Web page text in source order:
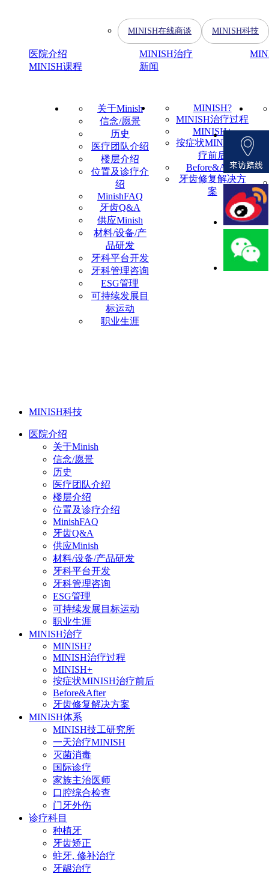
医院介绍 MINISH治疗
MINISH课程
新闻
MINISH在线商谈 MINISH科技
关于Minish
信念/愿景
历史
医疗团队介绍
楼层介绍
位置及诊疗介
绍
MinishFAQ
牙齿Q&A
供应Minish
材料/设备/产
品研发
牙科平台开发
牙科管理咨询
ESG管理
可持续发展目
标运动
职业生涯
MINISH?
MINISH治疗过程
MINISH+
按症状MINISH治
疗前后
Before&After
牙齿修复解决方
案
MINISH科技
医院介绍
关于Minish
信念/愿景
历史
医疗团队介绍
楼层介绍
位置及诊疗介绍
MinishFAQ
牙齿Q&A
供应Minish
材料/设备/产品研发
牙科平台开发
牙科管理咨询
ESG管理
可持续发展目标运动
职业生涯
MINISH治疗
MINISH?
MINISH治疗过程
MINISH+
按症状MINISH治疗前后
Before&After
牙齿修复解决方案
MINISH体系
MINISH技工研究所
一天治疗MINISH
灭菌消毒
国际诊疗
家族主治医师
口腔综合检查
门牙外伤
诊疗科目
种植牙
牙齿矫正
蛀牙, 修补治疗
牙龈治疗